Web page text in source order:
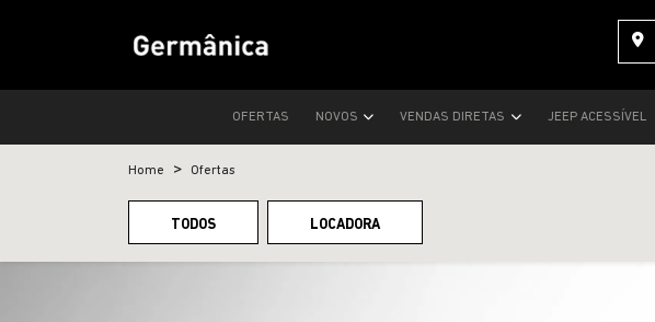
OFERTAS NOVOS VENDAS DIRETAS JEEP ACESSÍVEL
Home Ofertas
TODOS LOCADORA